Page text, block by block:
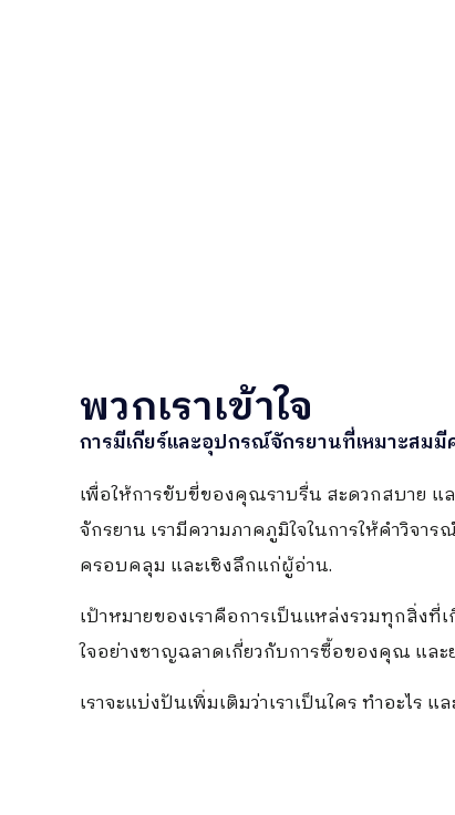
พวกเราเข้าใจ
การมีเกียร์และอุปกรณ์จักรยานที่เหมาะสมมี
เพื่อให้การขับขี่ของคุณราบรื่น สะดวกสบาย
จักรยาน เรามีความภาคภูมิใจในการให้คำวิจ
ครอบคลุม และเชิงลึกแก่ผู้อ่าน.
เป้าหมายของเราคือการเป็นแหล่งรวมทุกสิ่ง
ใจอย่างชาญฉลาดเกี่ยวกับการซื้อของคุณ แ
เราจะแบ่งปันเพิ่มเติมว่าเราเป็นใคร ทำอะไร